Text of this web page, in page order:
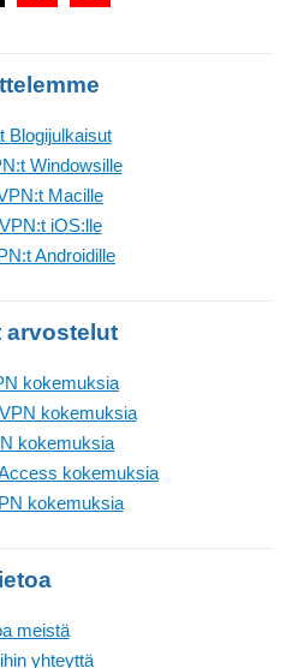
Blogijulkaisut
Windowsille
Macille
iOS:lle
Androidille
arvostelut
kokemuksia
kokemuksia
kokemuksia
kokemuksia
kokemuksia
meistä
yhteyttä